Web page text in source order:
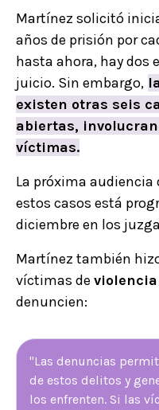
Martínez solicitó
años de prisión por
hasta ahora, hay dos
juicio. Sin embargo,
existen otras seis
abiertas,
víctimas.
La próxima
estos casos está
diciembre en los
Martínez también
víctimas de
denuncien:
"Las denuncias
de estos delitos y
los enfrenten. Si las